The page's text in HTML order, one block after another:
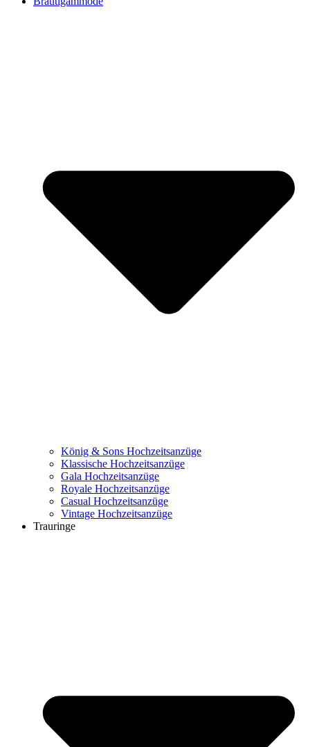
König & Sons Hochzeitsanzüge
Klassische Hochzeitsanzüge
Gala Hochzeitsanzüge
Royale Hochzeitsanzüge
Casual Hochzeitsanzüge
Vintage Hochzeitsanzüge
Trauringe